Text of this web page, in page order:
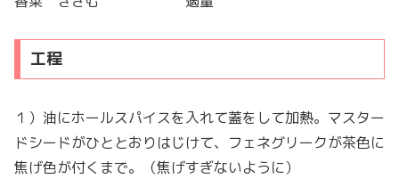
工程
１）油にホールスパイスを入れて蓋をして加熱。マスター
ドシードがひととおりはじけて、フェネグリークが茶色に
焦げ色が付くまで。（焦げすぎないように）